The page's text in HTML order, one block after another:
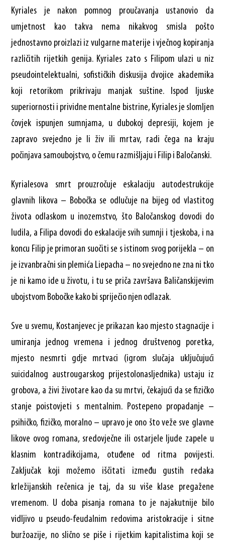
Kyriales je nakon pomnog proučavanja ustanovio da
umjetnost kao takva nema nikakvog smisla pošto
jednostavno proizlazi iz vulgarne materije i vječnog kopiranja
različitih rijetkih genija. Kyriales zato s Filipom ulazi u niz
pseudointelektualni, sofističkih diskusija dvojice akademika
koji retorikom prikrivaju manjak suštine. Ispod ljuske
superiornosti i prividne mentalne bistrine, Kyriales je slomljen
čovjek ispunjen sumnjama, u dubokoj depresiji, kojem je
zapravo svejedno je li živ ili mrtav, radi čega na kraju
počinjava samoubojstvo, o čemu razmišljaju i Filip i Baločanski.
Kyrialesova smrt prouzročuje eskalaciju autodestrukcije
glavnih likova – Bobočka se odlučuje na bijeg od vlastitog
života odlaskom u inozemstvo, što Baločanskog dovodi do
ludila, a Filipa dovodi do eskalacije svih sumnji i tjeskoba, i na
koncu Filip je primoran suočiti se s istinom svog porijekla – on
je izvanbračni sin plemića Liepacha – no svejedno ne zna ni tko
je ni kamo ide u životu, i tu se priča završava Baličanskijevim
ubojstvom Bobočke kako bi spriječio njen odlazak.
Sve u svemu, Kostanjevec je prikazan kao mjesto stagnacije i
umiranja jednog vremena i jednog društvenog poretka,
mjesto nesmrti gdje mrtvaci (igrom slučaja uključujući
suicidalnog austrougarskog prijestolonasljednika) ustaju iz
grobova, a živi životare kao da su mrtvi, čekajući da se fizičko
stanje poistovjeti s mentalnim. Postepeno propadanje –
psihičko, fizičko, moralno – upravo je ono što veže sve glavne
likove ovog romana, sredovječne ili ostarjele ljude zapele u
klasnim kontradikcijama, otuđene od ritma povijesti.
Zaključak koji možemo iščitati između gustih redaka
krležijanskih rečenica je taj, da su više klase pregažene
vremenom. U doba pisanja romana to je najakutnije bilo
vidljivo u pseudo-feudalnim redovima aristokracije i sitne
buržoazije, no slično se piše i rijetkim kapitalistima koji se